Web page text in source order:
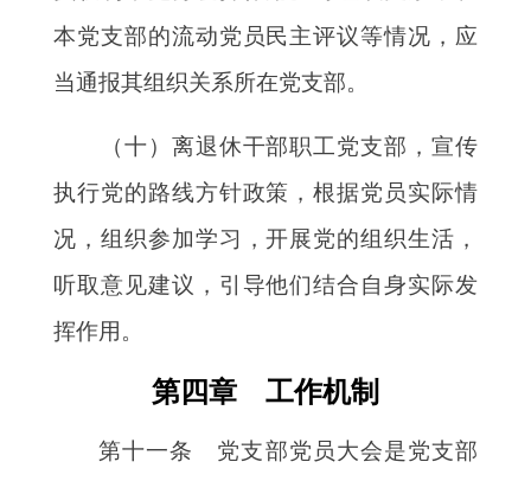
本党支部的流动党员民主评议等情况，应
当通报其组织关系所在党支部。
（十）离退休干部职工党支部，宣传
执行党的路线方针政策，根据党员实际情
况，组织参加学习，开展党的组织生活，
听取意见建议，引导他们结合自身实际发
挥作用。
第四章 工作机制
第十一条 党支部党员大会是党支部